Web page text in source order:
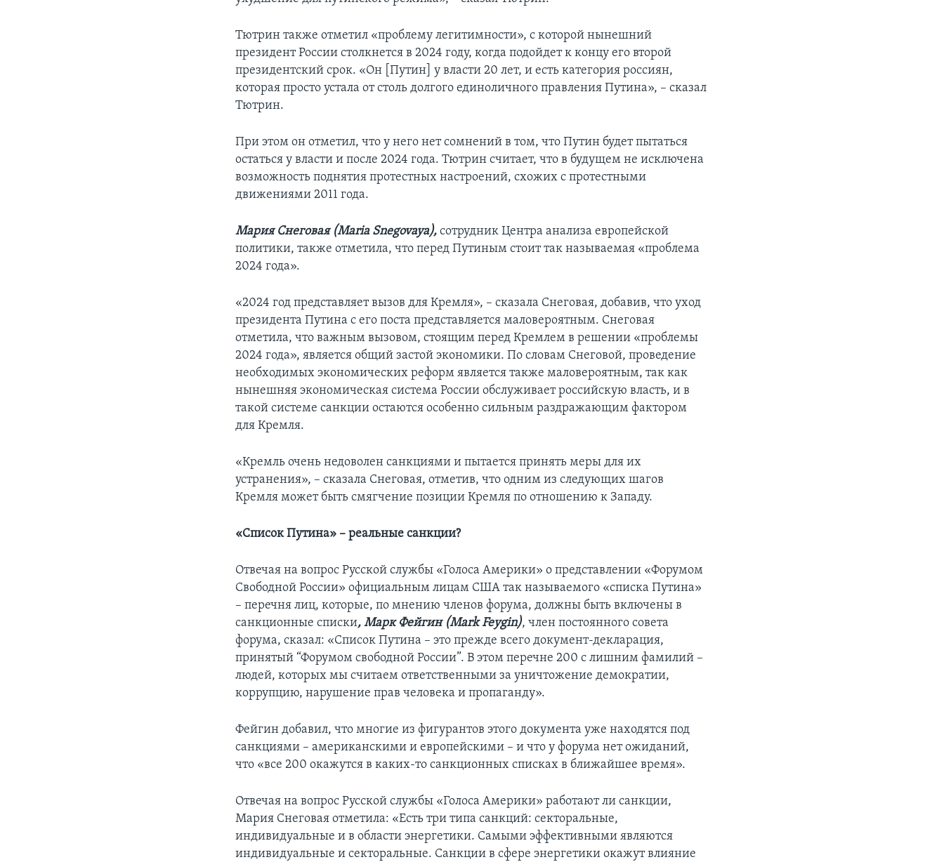
Тютрин также отметил «проблему легитимности», с которой нынешний
президент России столкнется в 2024 году, когда подойдет к концу его второй
президентский срок. «Он [Путин] у власти 20 лет, и есть категория россиян,
которая просто устала от столь долгого единоличного правления Путина», – сказал
Тютрин.
При этом он отметил, что у него нет сомнений в том, что Путин будет пытаться
остаться у власти и после 2024 года. Тютрин считает, что в будущем не исключена
возможность поднятия протестных настроений, схожих с протестными
движениями 2011 года.
Мария Снеговая (Maria Snegovaya), сотрудник Центра анализа европейской
политики, также отметила, что перед Путиным стоит так называемая «проблема
2024 года».
«2024 год представляет вызов для Кремля», – сказала Снеговая, добавив, что уход
президента Путина с его поста представляется маловероятным. Снеговая
отметила, что важным вызовом, стоящим перед Кремлем в решении «проблемы
2024 года», является общий застой экономики. По словам Снеговой, проведение
необходимых экономических реформ является также маловероятным, так как
нынешняя экономическая система России обслуживает российскую власть, и в
такой системе санкции остаются особенно сильным раздражающим фактором
для Кремля.
«Кремль очень недоволен санкциями и пытается принять меры для их
устранения», – сказала Снеговая, отметив, что одним из следующих шагов
Кремля может быть смягчение позиции Кремля по отношению к Западу.
«Список Путина» – реальные санкции?
Отвечая на вопрос Русской службы «Голоса Америки» о представлении «Форумом
Свободной России» официальным лицам США так называемого «списка Путина»
– перечня лиц, которые, по мнению членов форума, должны быть включены в
санкционные списки, Марк Фейгин (Mark Feygin), член постоянного совета
форума, сказал: «Список Путина – это прежде всего документ-декларация,
принятый “Форумом свободной России”. В этом перечне 200 с лишним фамилий –
людей, которых мы считаем ответственными за уничтожение демократии,
коррупцию, нарушение прав человека и пропаганду».
Фейгин добавил, что многие из фигурантов этого документа уже находятся под
санкциями – американскими и европейскими – и что у форума нет ожиданий,
что «все 200 окажутся в каких-то санкционных списках в ближайшее время».
Отвечая на вопрос Русской службы «Голоса Америки» работают ли санкции,
Мария Снеговая отметила: «Есть три типа санкций: секторальные,
индивидуальные и в области энергетики. Самыми эффективными являются
индивидуальные и секторальные. Санкции в сфере энергетики окажут влияние